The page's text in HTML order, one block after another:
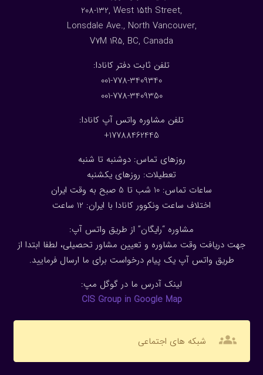
208-132, West 15th Street,
Lonsdale Ave., North Vancouver,
V7M 1R5, BC, Canada
:تلفن ثابت دفتر کانادا
001-778-3409340
001-778-3409350
تلفن مشاوره واتس آپ کانادا:
17788462445+
روزهای تماس: دوشنبه تا شنبه
تعطیلات: روزهای یکشنبه
ساعات تماس: 10 شب تا 5 صبح به وقت ایران
اختلاف ساعت ونکوور کانادا با ایران: 1 2 ساعت
مشاوره “رایگان” از طریق واتس آپ:
جهت دریافت وقت مشاوره و تعیین مشاور تحصیلی، لطفا ابتدا از
طریق واتس آپ یک پیام درخواست برای ما ارسال فرمایید.
لینک آدرس ما در گوگل مپ:
CIS Group in Google Map
groups شبکه های اجتماعی